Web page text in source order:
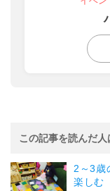
この記事を読んだ
2～3歳
楽しむ